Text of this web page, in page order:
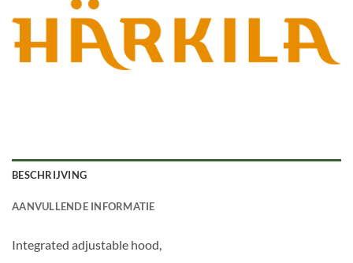
BESCHRIJVING
AANVULLENDE INFORMATIE
Integrated adjustable hood,